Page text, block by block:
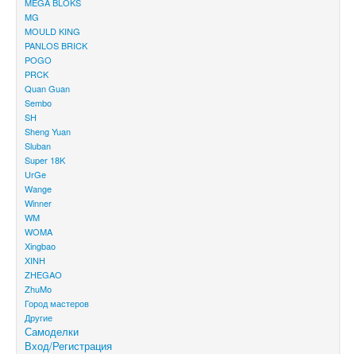
MG
MOULD KING
PANLOS BRICK
POGO
PRCK
Quan Guan
Sembo
SH
Sheng Yuan
Sluban
Super 18K
UrGe
Wange
Winner
WM
WOMA
Xingbao
XINH
ZHEGAO
ZhuMo
Город мастеров
Другие
Самоделки
Вход/Регистрация